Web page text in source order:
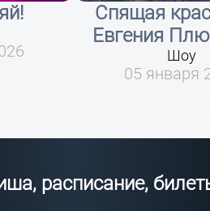
Спящая
Евгения
Шоу
05 января
расписание,